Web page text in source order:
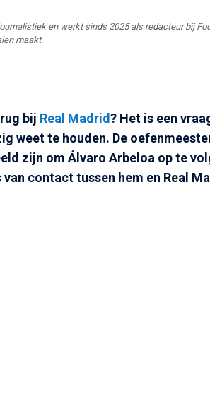
en werkt sinds 2025 als redacteur bij
maakt.
bij Real Madrid? Het is een
weet te houden. De
zijn om Álvaro Arbeloa op te
contact tussen hem en Real